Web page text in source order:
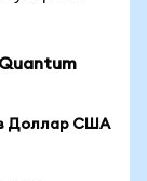
в Доллар США